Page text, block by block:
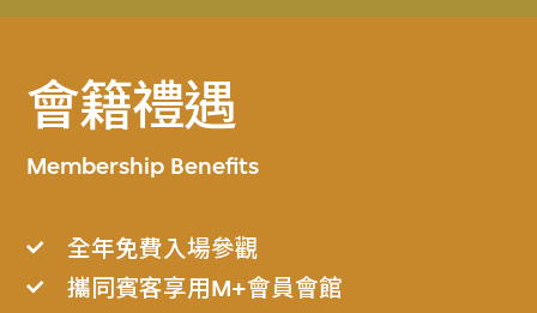
會籍禮遇
Membership Benefits
全年免費入場參觀
攜同賓客享用M+會員會館